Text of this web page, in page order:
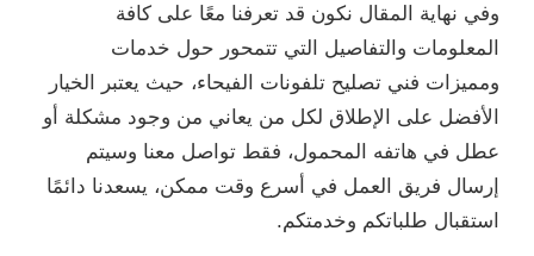
وفي نهاية المقال نكون قد تعرفنا معًا على كافة
المعلومات والتفاصيل التي تتمحور حول خدمات
ومميزات فني تصليح تلفونات الفيحاء، حيث يعتبر الخيار
الأفضل على الإطلاق لكل من يعاني من وجود مشكلة أو
عطل في هاتفه المحمول، فقط تواصل معنا وسيتم
إرسال فريق العمل في أسرع وقت ممكن، يسعدنا دائمًا
استقبال طلباتكم وخدمتكم.